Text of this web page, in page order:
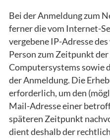
Bei der Anmeldung zum
ferner die vom Internet-
vergebene IP-Adresse
Person zum Zeitpunkt
Computersystems sowie
der Anmeldung. Die
erforderlich, um den
Mail-Adresse einer
späteren Zeitpunkt
dient deshalb der